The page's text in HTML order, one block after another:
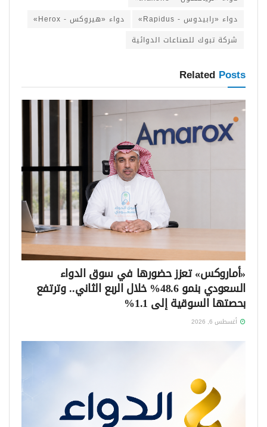
دواء «رابيدوس - Rapidus»
دواء «هيروكس - Herox»
شركة تبوك للصناعات الدوائية
Related Posts
«أماروكس» تعزز حضورها في سوق الدواء
السعودي بنمو 48.6% خلال الربع الثاني.. وترتفع
بحصتها السوقية إلى 1.1%
أغسطس 6, 2026